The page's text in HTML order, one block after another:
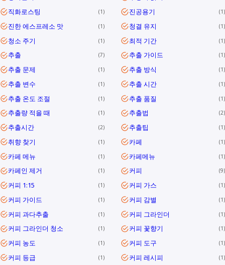
직화로스팅 1 진공용기 1
진한 에스프레소 맛 1 청결 유지 1
청소 주기 1 최적 기간 1
추출 7 추출 가이드 1
추출 문제 1 추출 방식 1
추출 변수 1 추출 시간 1
추출 온도 조절 1 추출 품질 1
추출량 적을 때 1 추출법 2
추출시간 2 추출팁 1
취향 찾기 1 카페 1
카페 메뉴 1 카페메뉴 1
카페인 제거 1 커피 9
커피 1:15 1 커피 가스 1
커피 가이드 1 커피 감별 1
커피 과다추출 1 커피 그라인더 1
커피 그라인더 청소 1 커피 꽃향기 1
커피 농도 1 커피 도구 1
커피 등급 1 커피 레시피 1